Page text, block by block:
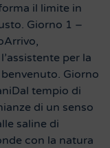
il limite in
Giorno 1 –
per la
Giorno
tempio di
di un senso
saline di
con la natura